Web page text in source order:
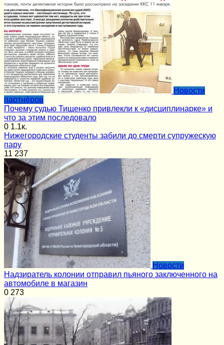
Новости
партнёров
Почему судью Тищенко привлекли к «дисциплинарке» и
что за этим последовало
0 1.1к.
Нижегородские студенты забили до смерти супружескую
пару
11 237
Новости
Надзиратель колонии отправил пьяного заключенного на
автомобиле в магазин
0 273